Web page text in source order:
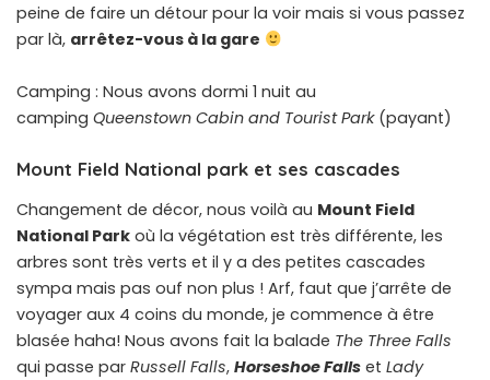
peine de faire un détour pour la voir mais si vous passez
par là, arrêtez-vous à la gare
Camping : Nous avons dormi 1 nuit au
camping Queenstown Cabin and Tourist Park(payant)
Mount Field National park et ses cascades
Changement de décor, nous voilà au Mount Field
National Park où la végétation est très différente, les
arbres sont très verts et il y a des petites cascades
sympa mais pas ouf non plus ! Arf, faut que j’arrête de
voyager aux 4 coins du monde, je commence à être
blasée haha! Nous avons fait la balade The Three Falls
qui passe par Russell Falls, Horseshoe Falls et Lady